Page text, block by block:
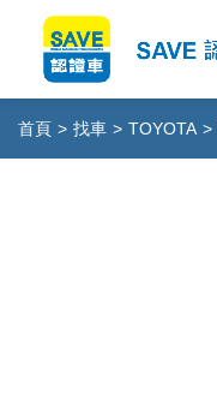
首頁 > 找車 > TOYOTA >